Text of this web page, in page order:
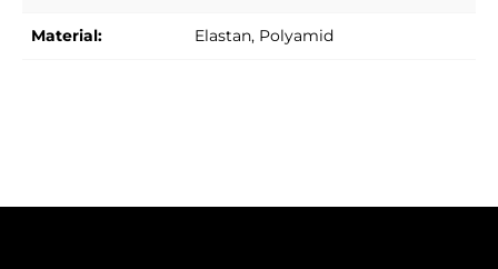
Material: Elastan, Polyamid